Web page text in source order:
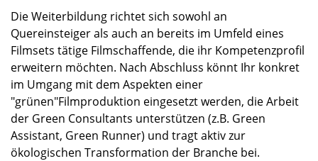
Die Weiterbildung richtet sich sowohl an
Quereinsteiger als auch an bereits im Umfeld eines
Filmsets tätige Filmschaffende, die ihr Kompetenzprofil
erweitern möchten. Nach Abschluss könnt Ihr konkret
im Umgang mit dem Aspekten einer
"grünen"Filmproduktion eingesetzt werden, die Arbeit
der Green Consultants unterstützen (z.B. Green
Assistant, Green Runner) und tragt aktiv zur
ökologischen Transformation der Branche bei.